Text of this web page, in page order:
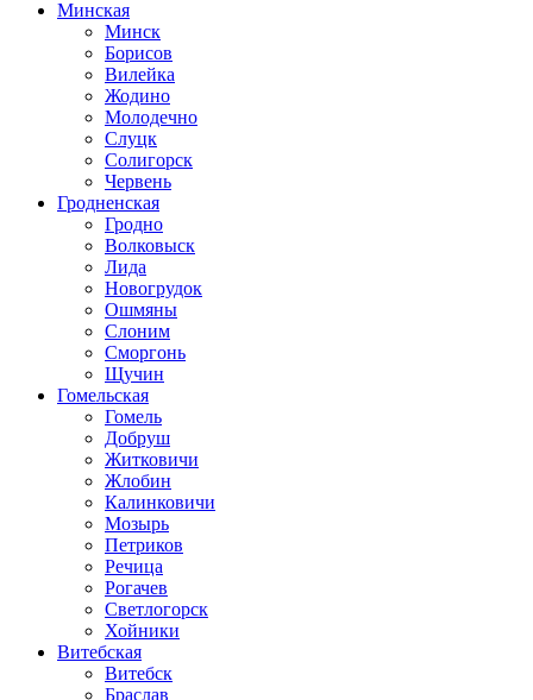
Минская
Минск
Борисов
Вилейка
Жодино
Молодечно
Слуцк
Солигорск
Червень
Гродненская
Гродно
Волковыск
Лида
Новогрудок
Ошмяны
Слоним
Сморгонь
Щучин
Гомельская
Гомель
Добруш
Житковичи
Жлобин
Калинковичи
Мозырь
Петриков
Речица
Рогачев
Светлогорск
Хойники
Витебская
Витебск
Браслав